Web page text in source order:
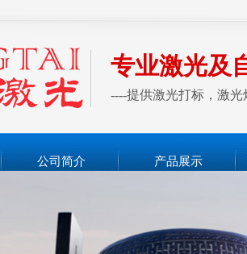
专业激光及
----提供激光打标，激
公司简介 产品展示